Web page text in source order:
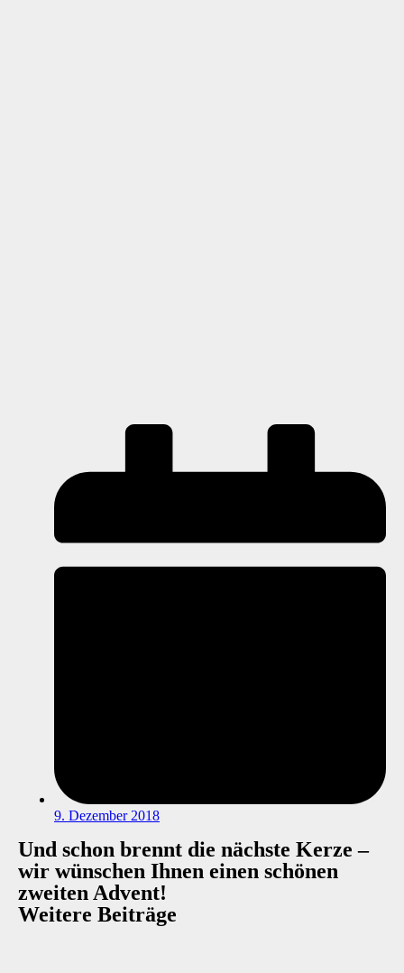
9. Dezember 2018
Und schon brennt die nächste Kerze –
wir wünschen Ihnen einen schönen
zweiten Advent!
Weitere Beiträge